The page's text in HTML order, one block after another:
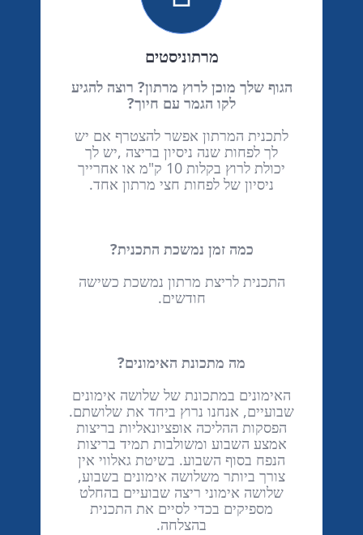
מרתוניסטים
הגוף שלך מוכן לרוץ מרתון? רוצה להגיע
לקו הגמר עם חיוך?
לתכנית המרתון אפשר להצטרף אם יש
לך לפחות שנה ניסיון בריצה ,יש לך
יכולת לרוץ בקלות 10 ק"מ או אחרייך
ניסיון של לפחות חצי מרתון אחד.
כמה זמן נמשכת התכנית?
התכנית לריצת מרתון נמשכת כשישה
חודשים.
מה מתכונת האימונים?
האימונים במתכונת של שלושה אימונים
שבועיים, אנחנו נרוץ ביחד את שלושתם.
הפסקות ההליכה אופציונאליות בריצות
אמצע השבוע ומשולבות תמיד בריצות
הנפח בסוף השבוע. בשיטת גאלווי אין
צורך ביותר משלושה אימונים בשבוע,
שלושה אימוני ריצה שבועיים בהחלט
מספיקים בכדי לסיים את התכנית
בהצלחה.